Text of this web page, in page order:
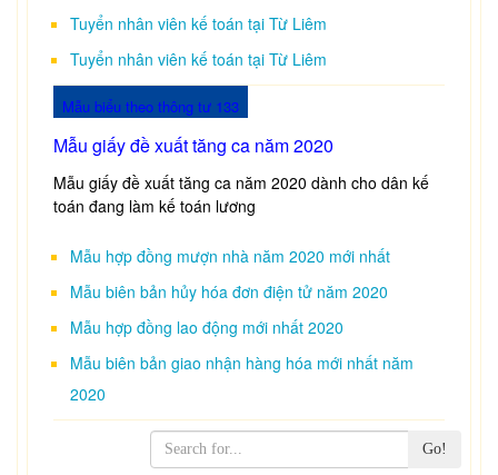
Tuyển nhân viên kế toán tại Từ Liêm
Tuyển nhân viên kế toán tại Từ Liêm
Mẫu biểu theo thông tư 133
Mẫu giấy đề xuất tăng ca năm 2020
Mẫu giấy đề xuất tăng ca năm 2020 dành cho dân kế
toán đang làm kế toán lương
Mẫu hợp đồng mượn nhà năm 2020 mới nhất
Mẫu biên bản hủy hóa đơn điện tử năm 2020
Mẫu hợp đồng lao động mới nhất 2020
Mẫu biên bản giao nhận hàng hóa mới nhất năm
2020
Go!